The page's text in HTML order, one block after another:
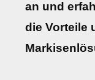
an und
die Vorteile